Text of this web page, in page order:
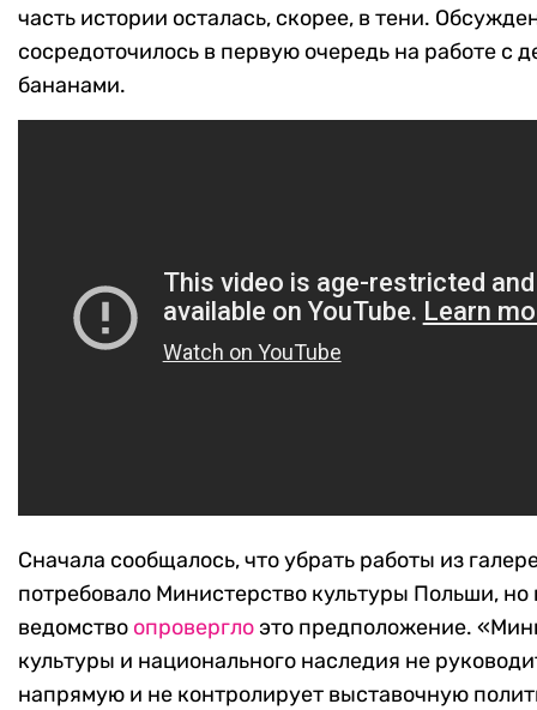
часть истории осталась, скорее, в тени.
сосредоточилось в первую очередь на работе с
бананами.
Сначала сообщалось, что убрать работы из
потребовало Министерство культуры Польши, но
ведомство опровергло это предположение.
культуры и национального наследия не
напрямую и не контролирует выставочную